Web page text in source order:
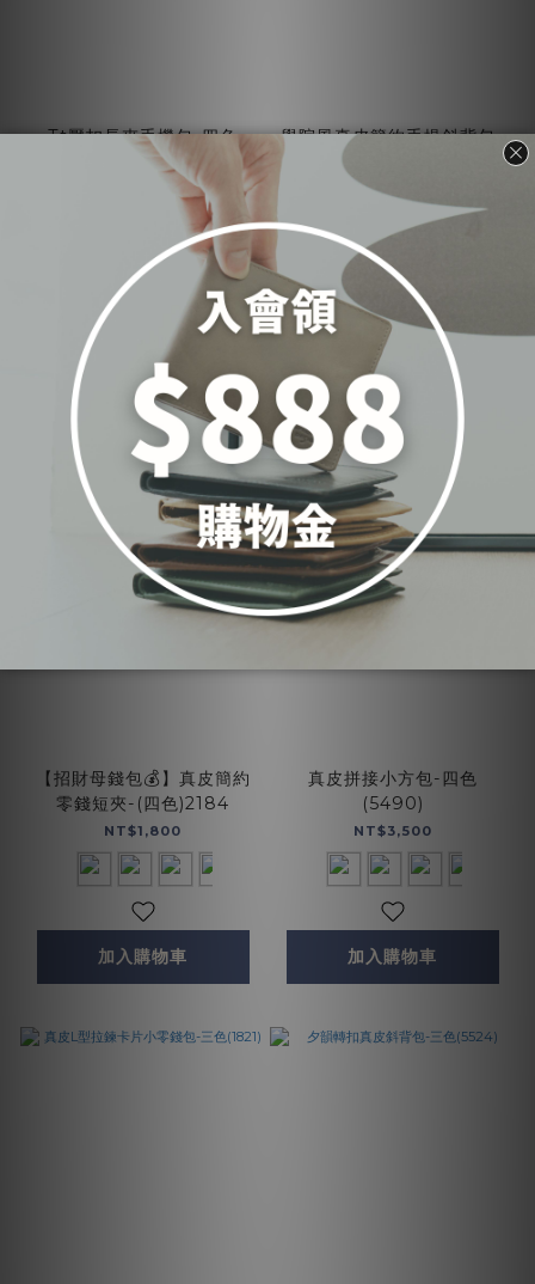
Tt壓扣長夾手機包-四色
(2234)
NT$4,380
看其他 1 個選項
加入購物車
學院風真皮簡約手提斜背包-
NT$5,500
加入購物車
【招財母錢包💰】真皮簡約
零錢短夾-(四色)2184
NT$1,800
加入購物車
真皮拼接小方包-四色
(5490)
NT$3,500
加入購物車